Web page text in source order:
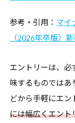
参考・引用： マイ
（2026年卒版）
エントリーは、必
味するものではあ
どから手軽にエン
には幅広くエント